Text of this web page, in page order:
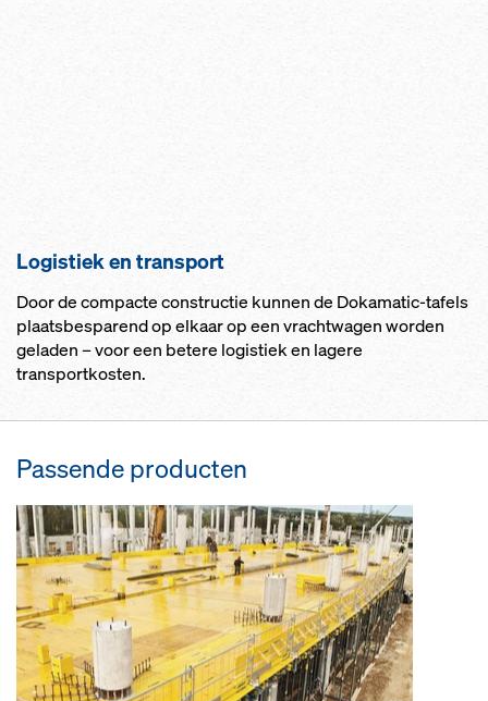
Logistiek en transport
Door de compacte constructie kunnen de Dokamatic-tafels
plaatsbesparend op elkaar op een vrachtwagen worden
geladen – voor een betere logistiek en lagere
transportkosten.
Passende producten